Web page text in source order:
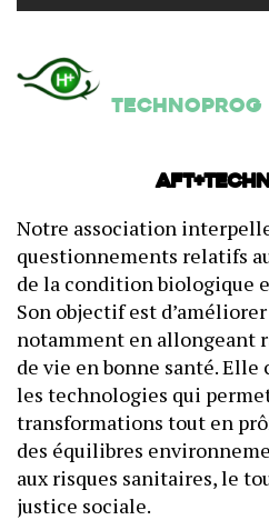
Technoprog
Notre association
questionnements relatifs
de la condition biologique
Son objectif est
notamment en allongeant
de vie en bonne santé.
les technologies qui
transformations tout en
des équilibres
aux risques sanitaires, le
justice sociale.